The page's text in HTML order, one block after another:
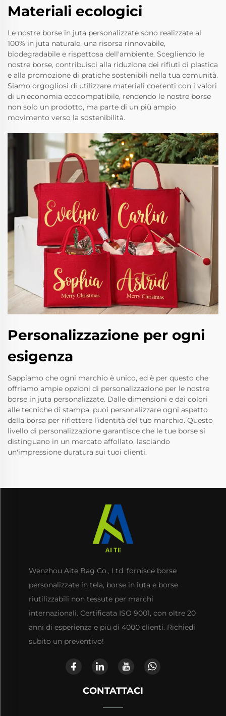
Materiali ecologici
Le nostre borse in juta personalizzate sono realizzate al
100% in juta naturale, una risorsa rinnovabile,
biodegradabile e rispettosa dell'ambiente. Scegliendo le
nostre borse, contribuisci alla riduzione dei rifiuti di plastica
e alla promozione di pratiche sostenibili nella tua comunità.
Siamo orgogliosi di utilizzare materiali coerenti con i valori
di un’economia ecocompatibile, rendendo le nostre borse
non solo un prodotto, ma parte di un più ampio
movimento verso la sostenibilità.
Personalizzazione per ogni
esigenza
Sappiamo che ogni marchio è unico, ed è per questo che
offriamo ampie opzioni di personalizzazione per le nostre
borse in juta personalizzate. Dalle dimensioni e dai colori
alle tecniche di stampa, puoi personalizzare ogni aspetto
della borsa per riflettere l’identità del tuo marchio. Questo
livello di personalizzazione garantisce che le tue borse si
distinguano in un mercato affollato, lasciando
un'impressione duratura sui tuoi clienti.
Wenzhou Aite Bag Co., Ltd. fornisce borse
personalizzate in tela, borse in iuta e borse
riutilizzabili non tessute per marchi
internazionali. Certificata ISO 9001, con oltre 20
anni di esperienza e più di 4000 clienti. Richiedi
subito un preventivo!
CONTATTACI